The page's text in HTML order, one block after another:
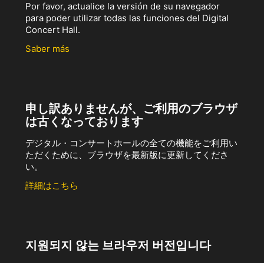
Por favor, actualice la versión de su navegador
para poder utilizar todas las funciones del Digital
Concert Hall.
Saber más
申し訳ありませんが、ご利用のブラウザ
は古くなっております
デジタル・コンサートホールの全ての機能をご利用い
ただくために、ブラウザを最新版に更新してくださ
い。
詳細はこちら
지원되지 않는 브라우저 버전입니다